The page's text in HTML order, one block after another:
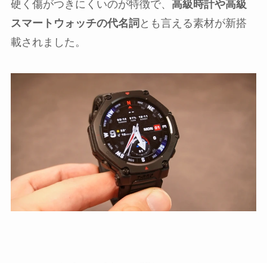
硬く傷がつきにくいのが特徴で、 高級時計や高級
スマートウォッチの代名詞 とも言える素材が新搭
載されました。